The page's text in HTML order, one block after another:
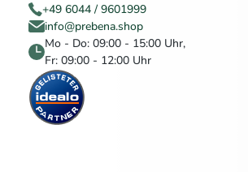
+49 6044 / 9601999
info@prebena.shop
Mo - Do: 09:00 - 15:00 Uhr,
Fr: 09:00 - 12:00 Uhr